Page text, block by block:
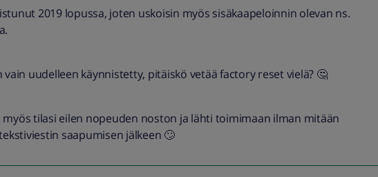
2019 lopussa, joten uskoisin myös sisäkaapeloinnin olevan ns.
vain uudelleen käynnistetty, pitäiskö vetää factory reset vielä? 🤔
myös tilasi eilen nopeuden noston ja lähti toimimaan ilman mitään
saapumisen jälkeen 🙄